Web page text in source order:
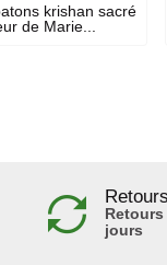
krishan sacré
de Marie...
jours